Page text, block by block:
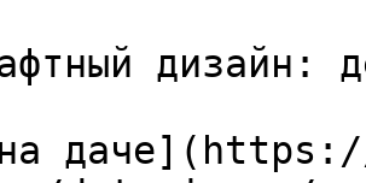
дизайн:
даче](https://